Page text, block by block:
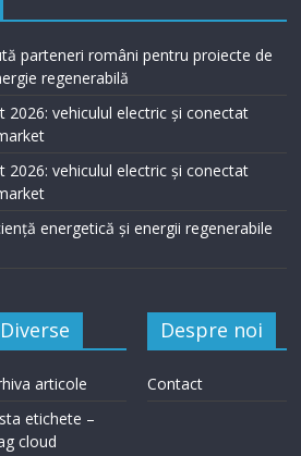
parteneri români pentru proiecte de
regenerabilă
2026: vehiculul electric și conectat
2026: vehiculul electric și conectat
energetică și energii regenerabile
Diverse
articole
etichete –
cloud
Despre noi
Contact